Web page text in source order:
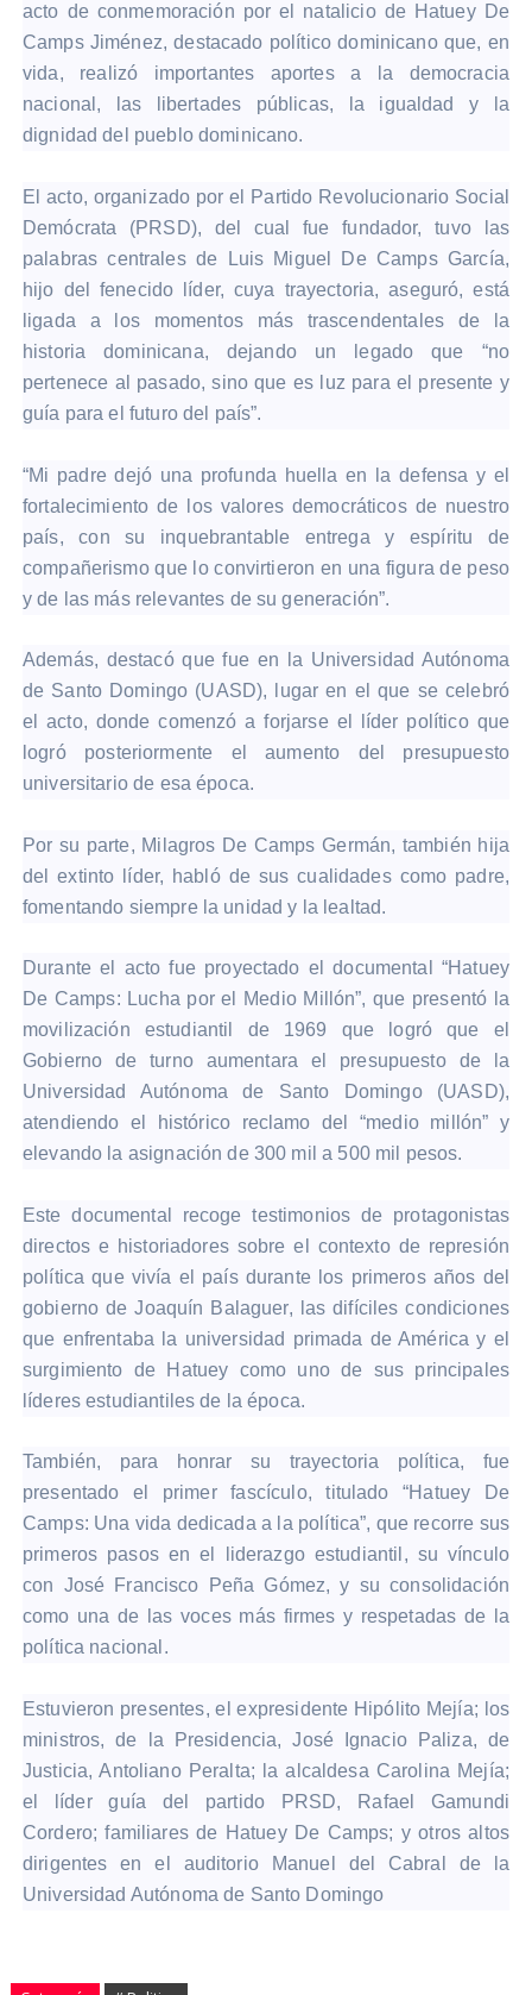
acto de conmemoración por el natalicio de Hatuey De
Camps Jiménez, destacado político dominicano que, en
vida, realizó importantes aportes a la democracia
nacional, las libertades públicas, la igualdad y la
dignidad del pueblo dominicano.
El acto, organizado por el Partido Revolucionario Social
Demócrata (PRSD), del cual fue fundador, tuvo las
palabras centrales de Luis Miguel De Camps García,
hijo del fenecido líder, cuya trayectoria, aseguró, está
ligada a los momentos más trascendentales de la
historia dominicana, dejando un legado que “no
pertenece al pasado, sino que es luz para el presente y
guía para el futuro del país”.
“Mi padre dejó una profunda huella en la defensa y el
fortalecimiento de los valores democráticos de nuestro
país, con su inquebrantable entrega y espíritu de
compañerismo que lo convirtieron en una figura de peso
y de las más relevantes de su generación”.
Además, destacó que fue en la Universidad Autónoma
de Santo Domingo (UASD), lugar en el que se celebró
el acto, donde comenzó a forjarse el líder político que
logró posteriormente el aumento del presupuesto
universitario de esa época.
Por su parte, Milagros De Camps Germán, también hija
del extinto líder, habló de sus cualidades como padre,
fomentando siempre la unidad y la lealtad.
Durante el acto fue proyectado el documental “Hatuey
De Camps: Lucha por el Medio Millón”, que presentó la
movilización estudiantil de 1969 que logró que el
Gobierno de turno aumentara el presupuesto de la
Universidad Autónoma de Santo Domingo (UASD),
atendiendo el histórico reclamo del “medio millón” y
elevando la asignación de 300 mil a 500 mil pesos.
Este documental recoge testimonios de protagonistas
directos e historiadores sobre el contexto de represión
política que vivía el país durante los primeros años del
gobierno de Joaquín Balaguer, las difíciles condiciones
que enfrentaba la universidad primada de América y el
surgimiento de Hatuey como uno de sus principales
líderes estudiantiles de la época.
También, para honrar su trayectoria política, fue
presentado el primer fascículo, titulado “Hatuey De
Camps: Una vida dedicada a la política”, que recorre sus
primeros pasos en el liderazgo estudiantil, su vínculo
con José Francisco Peña Gómez, y su consolidación
como una de las voces más firmes y respetadas de la
política nacional.
Estuvieron presentes, el expresidente Hipólito Mejía; los
ministros, de la Presidencia, José Ignacio Paliza, de
Justicia, Antoliano Peralta; la alcaldesa Carolina Mejía;
el líder guía del partido PRSD, Rafael Gamundi
Cordero; familiares de Hatuey De Camps; y otros altos
dirigentes en el auditorio Manuel del Cabral de la
Universidad Autónoma de Santo Domingo